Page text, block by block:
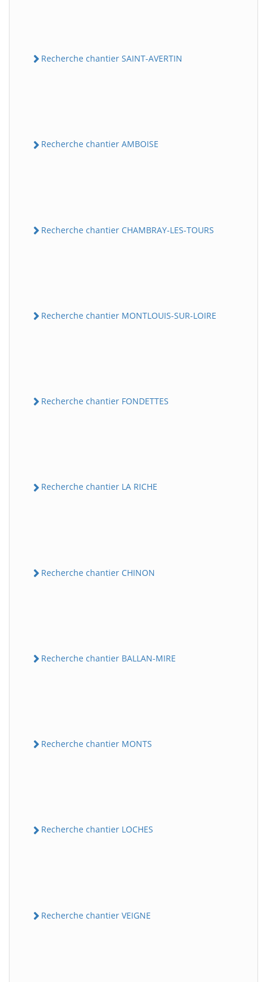
Recherche chantier SAINT-AVERTIN
Recherche chantier AMBOISE
Recherche chantier CHAMBRAY-LES-TOURS
Recherche chantier MONTLOUIS-SUR-LOIRE
Recherche chantier FONDETTES
Recherche chantier LA RICHE
Recherche chantier CHINON
Recherche chantier BALLAN-MIRE
Recherche chantier MONTS
Recherche chantier LOCHES
Recherche chantier VEIGNE